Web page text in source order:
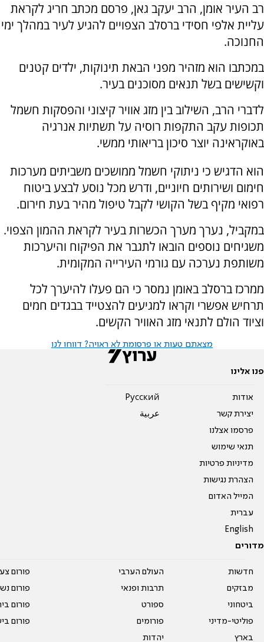
רב העיר אומן, הרב יעקב גאן, פרסם מכתב חריג לקראת
עליית אלפי חסידי ברסלב הצפויים להגיע לעיר במהלך ימי
החנוכה.
במכתבו הוא מזהיר מפני הבאת תינוקות, ילדים קטנים
וקשישים בשל תנאים מסוכנים בעיר.
לדברי הרב, השילוב בין מזג אוויר קיצוני והפסקות חשמל
תכופות עקב התקפות רוסיה על תשתיות אנרגיה
באוקראינה יוצר סיכון בריאותי ממשי.
הוא הדגיש כי ניתוקי חשמל ממושכים משביתים מערכות
חימום ושירותים חיוניים, ודרש מכל נוסע לבצע ביטוח
רפואי מקיף בשל הקושי לקבל טיפול מהיר בעת חירום.
במקביל, נערך מערך הכשרות בעיר לקראת ההמון הצפוי.
משגיחים נוספים הובאו לתגבר את הפיקוח והיערכות
משותפת נערכה עם גורמי העירייה המקומית.
ממרכז ברסלב באומן נמסר כי הם פעלו להיערך לכל
תרחיש אפשרי וקראו למגיעים להצטייד בבגדים חמים
וציוד הולם לתנאי מזג האוויר הקשים.
מצאתם טעות או פרסומת לא ראויה? דווחו לנו
פנו אלינו
אודות
יצירת קשר
פרסמו אצלנו
תנאי שימוש
מדיניות פרטיות
הצהרת נגישות
המייל האדום
עברית
English
Pусский
عربية
מדורים
חדשות
מבזקים
ביטחוני
פוליטי-מדיני
בארץ
העולם הערבי
תרבות ופנאי
ספורט
פורומים
יהדות
פורום
פורום
פורום
פורום